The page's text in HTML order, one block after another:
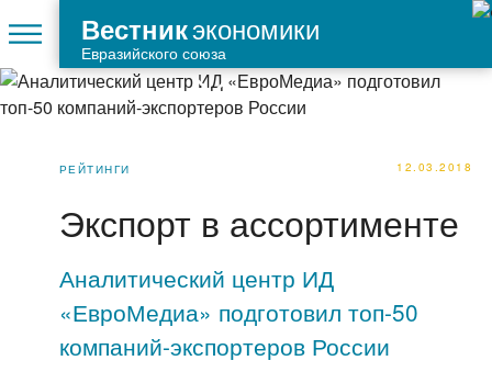
Вестникэкономики
Евразийского союза
РЕЙТИНГИ 12.03.2018
Экспорт в ассортименте
Аналитический центр ИД
«ЕвроМедиа» подготовил топ-50
компаний-экспортеров России